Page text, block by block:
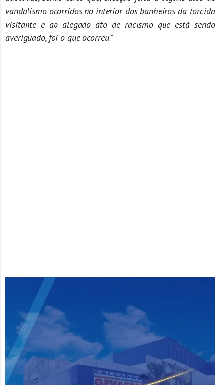
vandalismo ocorridos no interior dos banheiros da torcida
visitante e ao alegado ato de racismo que está sendo
averiguado, foi o que ocorreu."